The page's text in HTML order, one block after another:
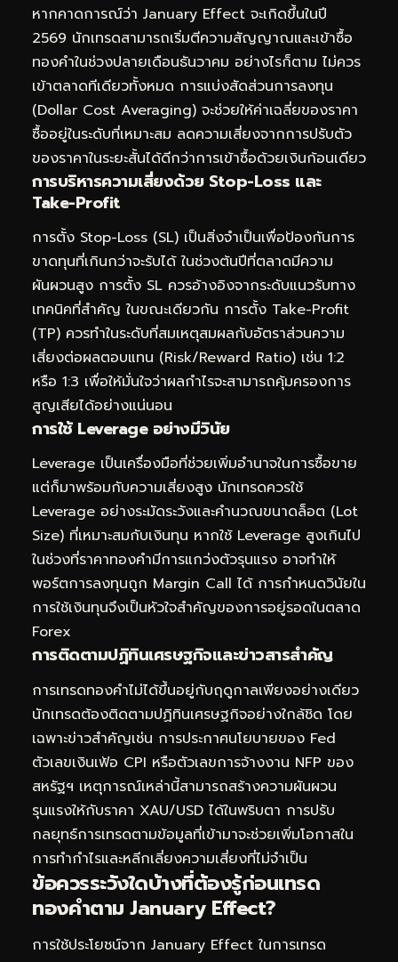
หากคาดการณ์ว่า January Effect จะเกิดขึ้นในปี
2569 นักเทรดสามารถเริ่มตีความสัญญาณและเข้าซื้อ
ทองคำในช่วงปลายเดือนธันวาคม อย่างไรก็ตาม ไม่ควร
เข้าตลาดทีเดียวทั้งหมด การแบ่งสัดส่วนการลงทุน
(Dollar Cost Averaging) จะช่วยให้ค่าเฉลี่ยของราคา
ซื้ออยู่ในระดับที่เหมาะสม ลดความเสี่ยงจากการปรับตัว
ของราคาในระยะสั้นได้ดีกว่าการเข้าซื้อด้วยเงินก้อนเดียว
การบริหารความเสี่ยงด้วย Stop-Loss และ
Take-Profit
การตั้ง Stop-Loss (SL) เป็นสิ่งจำเป็นเพื่อป้องกันการ
ขาดทุนที่เกินกว่าจะรับได้ ในช่วงต้นปีที่ตลาดมีความ
ผันผวนสูง การตั้ง SL ควรอ้างอิงจากระดับแนวรับทาง
เทคนิคที่สำคัญ ในขณะเดียวกัน การตั้ง Take-Profit
(TP) ควรทำในระดับที่สมเหตุสมผลกับอัตราส่วนความ
เสี่ยงต่อผลตอบแทน (Risk/Reward Ratio) เช่น 1:2
หรือ 1:3 เพื่อให้มั่นใจว่าผลกำไรจะสามารถคุ้มครองการ
สูญเสียได้อย่างแน่นอน
การใช้ Leverage อย่างมีวินัย
Leverage เป็นเครื่องมือที่ช่วยเพิ่มอำนาจในการซื้อขาย
แต่ก็มาพร้อมกับความเสี่ยงสูง นักเทรดควรใช้
Leverage อย่างระมัดระวังและคำนวณขนาดล็อต (Lot
Size) ที่เหมาะสมกับเงินทุน หากใช้ Leverage สูงเกินไป
ในช่วงที่ราคาทองคำมีการแกว่งตัวรุนแรง อาจทำให้
พอร์ตการลงทุนถูก Margin Call ได้ การกำหนดวินัยใน
การใช้เงินทุนจึงเป็นหัวใจสำคัญของการอยู่รอดในตลาด
Forex
การติดตามปฏิทินเศรษฐกิจและข่าวสารสำคัญ
การเทรดทองคำไม่ได้ขึ้นอยู่กับฤดูกาลเพียงอย่างเดียว
นักเทรดต้องติดตามปฏิทินเศรษฐกิจอย่างใกล้ชิด โดย
เฉพาะข่าวสำคัญเช่น การประกาศนโยบายของ Fed
ตัวเลขเงินเฟ้อ CPI หรือตัวเลขการจ้างงาน NFP ของ
สหรัฐฯ เหตุการณ์เหล่านี้สามารถสร้างความผันผวน
รุนแรงให้กับราคา XAU/USD ได้ในพริบตา การปรับ
กลยุทธ์การเทรดตามข้อมูลที่เข้ามาจะช่วยเพิ่มโอกาสใน
การทำกำไรและหลีกเลี่ยงความเสี่ยงที่ไม่จำเป็น
ข้อควรระวังใดบ้างที่ต้องรู้ก่อนเทรด
ทองคำตาม January Effect?
การใช้ประโยชน์จาก January Effect ในการเทรด